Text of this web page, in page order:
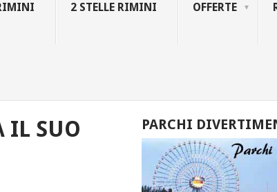
2 STELLE RIMINI OFFERTE
IL SUO
PARCHI